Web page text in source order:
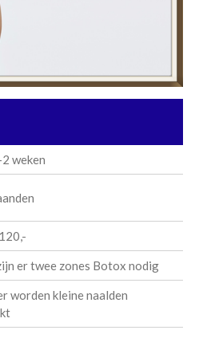
weken
er twee zones Botox nodig
worden kleine naalden